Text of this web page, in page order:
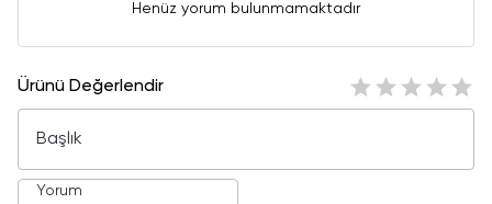
Henüz yorum bulunmamaktadır
Ürünü Değerlendir